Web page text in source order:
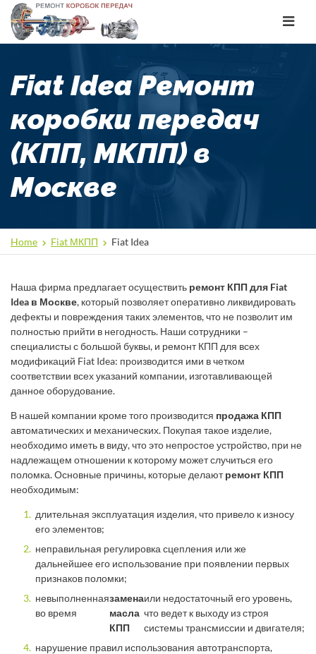
Toggle
Fiat Idea Ремонт
коробки передач
(КПП, МКПП) в
Москве
Home Fiat МКПП Fiat Idea
Наша фирма предлагает осуществить ремонт КПП для Fiat
Idea в Москве, который позволяет оперативно ликвидировать
дефекты и повреждения таких элементов, что не позволит им
полностью прийти в негодность. Наши сотрудники –
специалисты с большой буквы, и ремонт КПП для всех
модификаций Fiat Idea: производится ими в четком
соответствии всех указаний компании, изготавливающей
данное оборудование.
В нашей компании кроме того производится продажа КПП
автоматических и механических. Покупая такое изделие,
необходимо иметь в виду, что это непростое устройство, при не
надлежащем отношении к которому может случиться его
поломка. Основные причины, которые делаютремонт КПП
необходимым:
длительная эксплуатация изделия, что привело к износу
его элементов;
неправильная регулировка сцепления или же
дальнейшее его использование при появлении первых
признаков поломки;
невыполненная
во время
замена
масла
КПП
или недостаточный его уровень,
что ведет к выходу из строя
системы трансмиссии и двигателя;
нарушение правил использования автотранспорта,